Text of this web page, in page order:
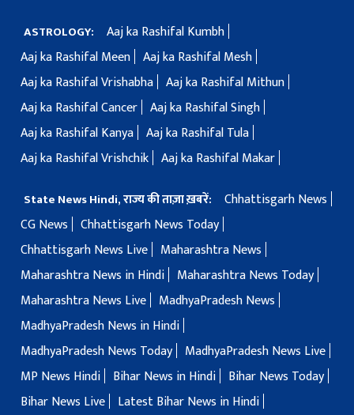
ASTROLOGY:
Aaj ka Rashifal Kumbh
Aaj ka Rashifal Meen Aaj ka Rashifal Mesh
Aaj ka Rashifal Vrishabha Aaj ka Rashifal Mithun
Aaj ka Rashifal Cancer Aaj ka Rashifal Singh
Aaj ka Rashifal Kanya Aaj ka Rashifal Tula
Aaj ka Rashifal Vrishchik Aaj ka Rashifal Makar
State News Hindi, राज्य की ताज़ा ख़बरें:
Chhattisgarh News
CG News
Chhattisgarh News Today
Chhattisgarh News Live
Maharashtra News
Maharashtra News in Hindi
Maharashtra News Today
Maharashtra News Live
MadhyaPradesh News
MadhyaPradesh News in Hindi
MadhyaPradesh News Today
MadhyaPradesh News Live
MP News Hindi
Bihar News in Hindi
Bihar News Today
Bihar News Live
Latest Bihar News in Hindi